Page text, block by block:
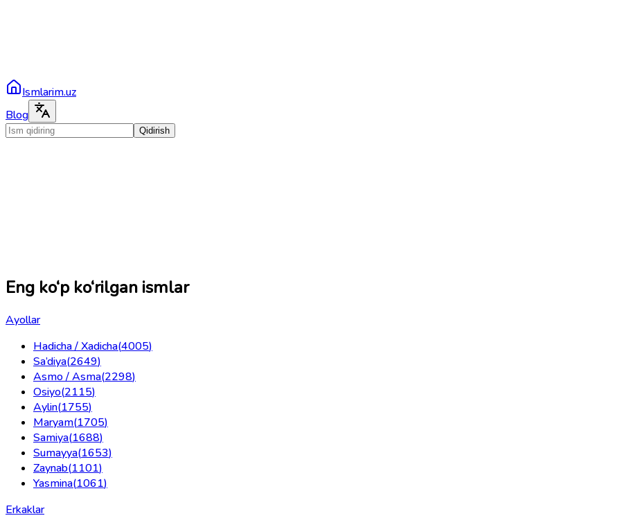
Ismlarim.uz
Blog
Qidirish
Eng ko‘p ko‘rilgan ismlar
Ayollar
Hadicha / Xadicha(4005)
Sa’diya(2649)
Asmo / Asma(2298)
Osiyo(2115)
Aylin(1755)
Maryam(1705)
Samiya(1688)
Sumayya(1653)
Zaynab(1101)
Yasmina(1061)
Erkaklar